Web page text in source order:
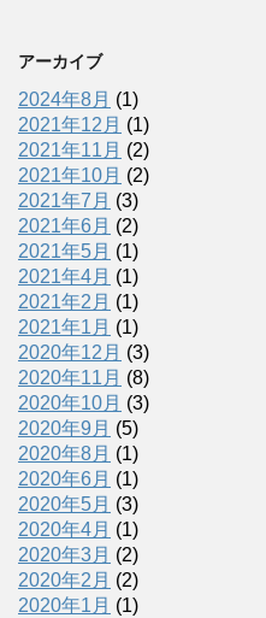
アーカイブ
2024年8月 (1)
2021年12月 (1)
2021年11月 (2)
2021年10月 (2)
2021年7月 (3)
2021年6月 (2)
2021年5月 (1)
2021年4月 (1)
2021年2月 (1)
2021年1月 (1)
2020年12月 (3)
2020年11月 (8)
2020年10月 (3)
2020年9月 (5)
2020年8月 (1)
2020年6月 (1)
2020年5月 (3)
2020年4月 (1)
2020年3月 (2)
2020年2月 (2)
2020年1月 (1)